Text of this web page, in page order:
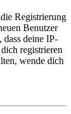
Registrierung
Benutzer
dass deine IP-
registrieren
wende dich